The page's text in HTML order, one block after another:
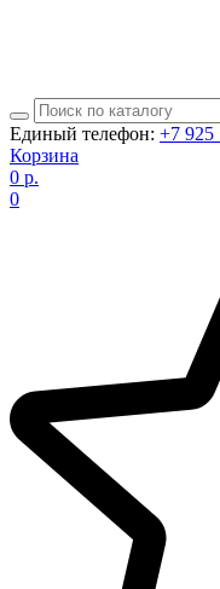
Единый телефон: +7 925
Корзина
0 р.
0